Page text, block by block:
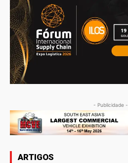
- Publicidade -
ARTIGOS